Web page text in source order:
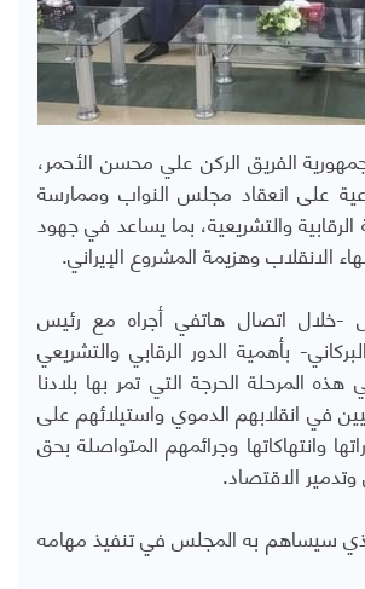
الفريق الركن علي محسن الأحمر،
على انعقاد مجلس النواب وممارسة
والتشريعية، بما يساعد في جهود
الانقلاب وهزيمة المشروع الإيراني.
-خلال اتصال هاتفي أجراه مع رئيس
بأهمية الدور الرقابي والتشريعي
المرحلة الحرجة التي تمر بها بلادنا
في انقلابهم الدموي واستيلائهم على
وانتهاكاتها وجرائمهم المتواصلة بحق
وتدمير الاقتصاد.
سيساهم به المجلس في تنفيذ مهامه